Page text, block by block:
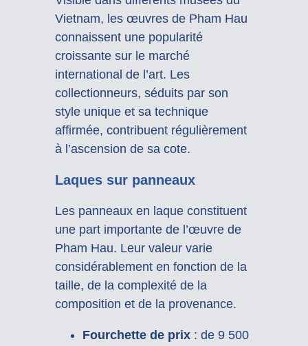
Vietnam, les œuvres de Pham Hau
connaissent une popularité
croissante sur le marché
international de l’art. Les
collectionneurs, séduits par son
style unique et sa technique
affirmée, contribuent régulièrement
à l’ascension de sa cote.
Laques sur panneaux
Les panneaux en laque constituent
une part importante de l’œuvre de
Pham Hau. Leur valeur varie
considérablement en fonction de la
taille, de la complexité de la
composition et de la provenance.
Fourchette de prix: de 9 500